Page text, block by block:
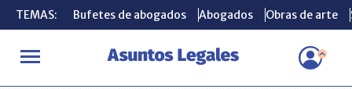
TEMAS: Bufetes de abogados Abogados Obras de arte
TEMAS: Bufetes de abogados Abogados Obras de arte